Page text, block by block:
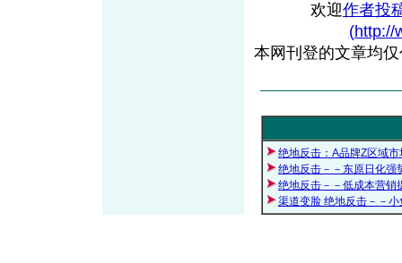
欢迎作者投
(http://
本网刊登的文章均
绝地反击：A品牌Z区域市
绝地反击－－东原日化强
绝地反击－－低成本营销
渠道变脸 绝地反击－－